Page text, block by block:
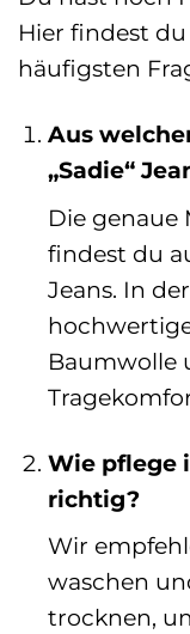
Hier findest
häufigsten
Aus
„Sadie“
Die genaue
findest du
Jeans. In
Baumwolle
Wie pflege
richtig?
Wir
waschen
trocknen,